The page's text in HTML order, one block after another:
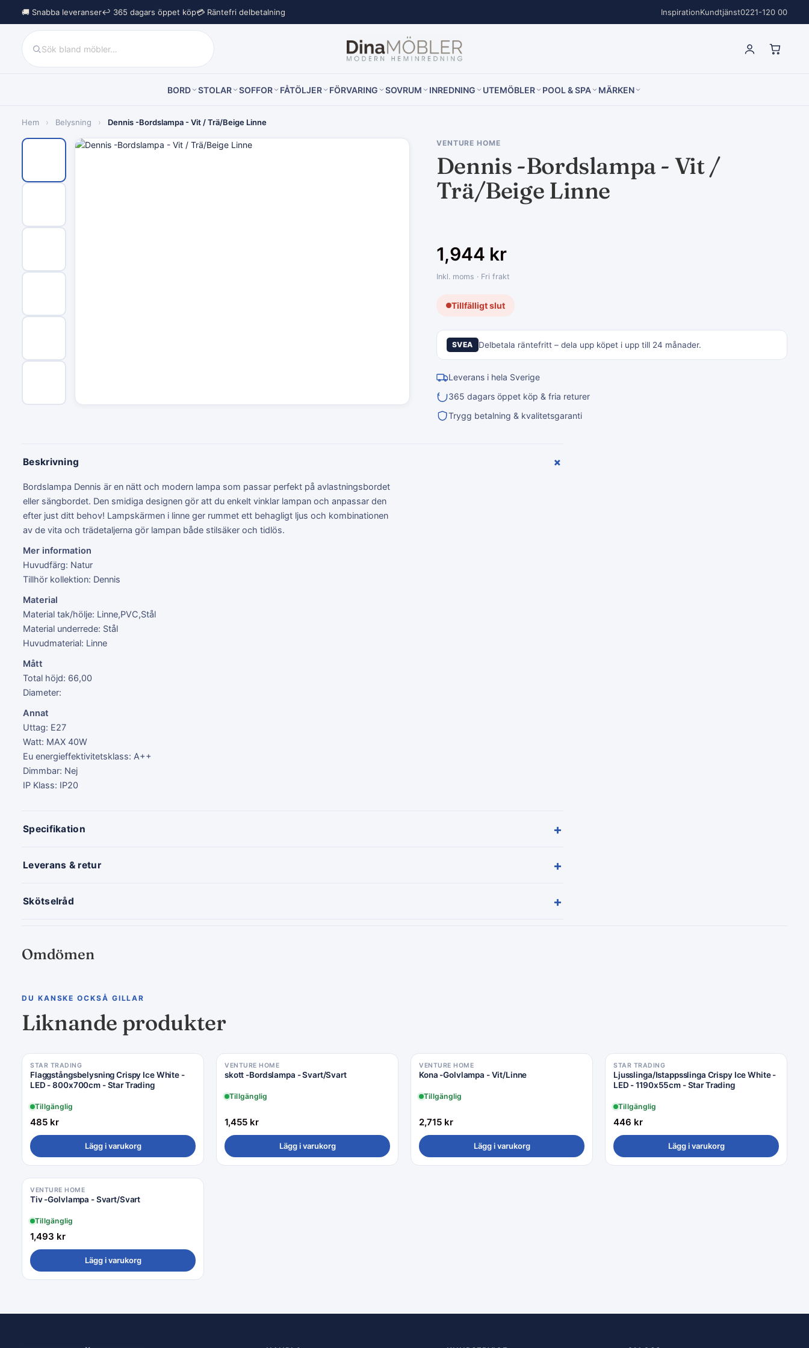
🚚 Snabba leveranser↩︎ 365 dagars öppet köp💳 Räntefri delbetalning InspirationKundtjänst0221-120 00
BORD STOLAR SOFFOR FÅTÖLJER FÖRVARING SOVRUM INREDNING UTEMÖBLER POOL & SPA MÄRKEN
Hem › Belysning › Dennis -Bordslampa - Vit / Trä/Beige Linne
VENTURE HOME
Dennis -Bordslampa - Vit /
Trä/Beige Linne
1,944 kr
Inkl. moms · Fri frakt
Tillfälligt slut
SVEA Delbetala räntefritt – dela upp köpet i upp till 24 månader.
Leverans i hela Sverige
365 dagars öppet köp & fria returer
Trygg betalning & kvalitetsgaranti
Beskrivning +
Bordslampa Dennis är en nätt och modern lampa som passar perfekt på avlastningsbordet
eller sängbordet. Den smidiga designen gör att du enkelt vinklar lampan och anpassar den
efter just ditt behov! Lampskärmen i linne ger rummet ett behagligt ljus och kombinationen
av de vita och trädetaljerna gör lampan både stilsäker och tidlös.
Mer information
Huvudfärg: Natur
Tillhör kollektion: Dennis
Material
Material tak/hölje: Linne,PVC,Stål
Material underrede: Stål
Huvudmaterial: Linne
Mått
Total höjd: 66,00
Diameter:
Annat
Uttag: E27
Watt: MAX 40W
Eu energieffektivitetsklass: A++
Dimmbar: Nej
IP Klass: IP20
Specifikation +
Leverans & retur +
Skötselråd +
Omdömen
DU KANSKE OCKSÅ GILLAR
Liknande produkter
STAR TRADING
Flaggstångsbelysning Crispy Ice White -
LED - 800x700cm - Star Trading
Tillgänglig
485 kr
Lägg i varukorg
VENTURE HOME
skott -Bordslampa - Svart/Svart
Tillgänglig
1,455 kr
Lägg i varukorg
VENTURE HOME
Kona -Golvlampa - Vit/Linne
Tillgänglig
2,715 kr
Lägg i varukorg
STAR TRADING
Ljusslinga/Istappsslinga Crispy Ice White -
LED - 1190x55cm - Star Trading
Tillgänglig
446 kr
Lägg i varukorg
VENTURE HOME
Tiv -Golvlampa - Svart/Svart
Tillgänglig
1,493 kr
Lägg i varukorg